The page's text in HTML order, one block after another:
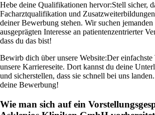
Hebe deine Qualifikationen hervor:Stell sicher,
Facharztqualifikation und
deiner Bewerbung stehen. Wir suchen
ausgeprägten Interesse an patientenzentrierter
dass du das bist!
Bewirb dich über unsere Website:Der einfachste
unsere Karriereseite. Dort kannst du deine
und sicherstellen, dass sie schnell bei uns
deine Bewerbung!
Wie man sich auf ein